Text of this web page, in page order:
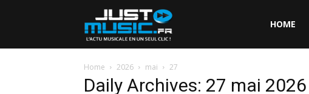
HOME
Home 2026 mai 27
Daily Archives: 27 mai 2026